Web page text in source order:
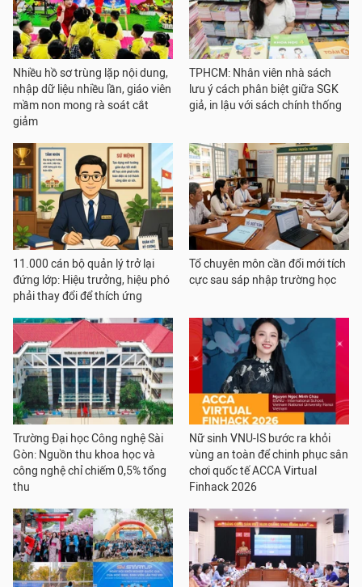
Nhiều hồ sơ trùng lặp nội dung,
nhập dữ liệu nhiều lần, giáo viên
mầm non mong rà soát cắt
giảm
TPHCM: Nhân viên nhà sách
lưu ý cách phân biệt giữa SGK
giả, in lậu với sách chính thống
11.000 cán bộ quản lý trở lại
đứng lớp: Hiệu trưởng, hiệu phó
phải thay đổi để thích ứng
Tổ chuyên môn cần đổi mới tích
cực sau sáp nhập trường học
Trường Đại học Công nghệ Sài
Gòn: Nguồn thu khoa học và
công nghệ chỉ chiếm 0,5% tổng
thu
Nữ sinh VNU-IS bước ra khỏi
vùng an toàn để chinh phục sân
chơi quốc tế ACCA Virtual
Finhack 2026